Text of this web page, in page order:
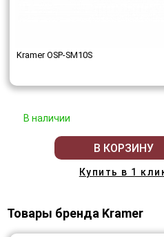
Kramer OSP-SM10S
В наличии
В КОРЗИНУ
Купить в 1
Товары бренда Kramer